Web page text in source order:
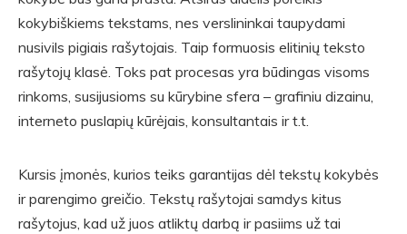
kokybiškiems tekstams, nes verslininkai taupydami
nusivils pigiais rašytojais. Taip formuosis elitinių teksto
rašytojų klasė. Toks pat procesas yra būdingas visoms
rinkoms, susijusioms su kūrybine sfera – grafiniu dizainu,
interneto puslapių kūrėjais, konsultantais ir t.t.
Kursis įmonės, kurios teiks garantijas dėl tekstų kokybės
ir parengimo greičio. Tekstų rašytojai samdys kitus
rašytojus, kad už juos atliktų darbą ir pasiims už tai